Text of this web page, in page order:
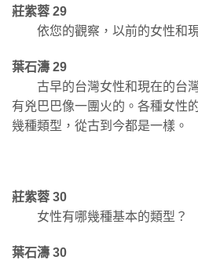
莊紫蓉 29
依您的觀察，以前的女性和現
葉石濤 29
古早的台灣女性和現在的台灣
有兇巴巴像一團火的。各種女性
幾種類型，從古到今都是一樣。
莊紫蓉 30
女性有哪幾種基本的類型？
葉石濤 30